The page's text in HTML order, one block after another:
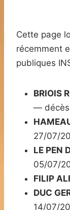
Cette page
récemment
publiques
BRIOIS
— décès
27/07/
LE PEN
05/07/
FILIP
DUC
14/07/